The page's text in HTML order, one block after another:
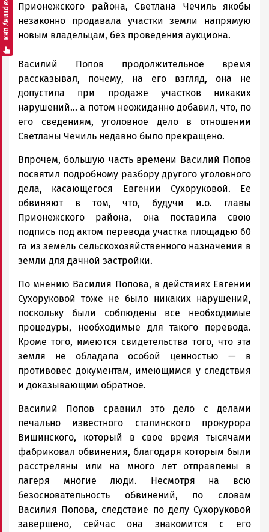
Прионежского района, Светлана Чечиль якобы
незаконно продавала участки земли напрямую
новым владельцам, без проведения аукциона.
Василий Попов продолжительное время
рассказывал, почему, на его взгляд, она не
допустила при продаже участков никаких
нарушений... а потом неожиданно добавил, что, по
его сведениям, уголовное дело в отношении
Светланы Чечиль недавно было прекращено.
Впрочем, большую часть времени Василий Попов
посвятил подробному разбору другого уголовного
дела, касающегося Евгении Сухоруковой. Ее
обвиняют в том, что, будучи и.о. главы
Прионежского района, она поставила свою
подпись под актом перевода участка площадью 60
га из земель сельскохозяйственного назначения в
земли для дачной застройки.
По мнению Василия Попова, в действиях Евгении
Сухоруковой тоже не было никаких нарушений,
поскольку были соблюдены все необходимые
процедуры, необходимые для такого перевода.
Кроме того, имеются свидетельства того, что эта
земля не обладала особой ценностью — в
противовес документам, имеющимся у следствия
и доказывающим обратное.
Василий Попов сравнил это дело с делами
печально известного сталинского прокурора
Вишинского, который в свое время тысячами
фабриковал обвинения, благодаря которым были
расстреляны или на много лет отправлены в
лагеря многие люди. Несмотря на всю
безосновательность обвинений, по словам
Василия Попова, следствие по делу Сухоруковой
завершено, сейчас она знакомится с его